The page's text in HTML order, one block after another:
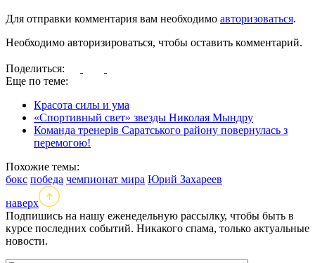
Для отправки комментария вам необходимо авторизоваться.
Необходимо авторизироваться, чтобы оставить комментарий.
Поделиться:
Еще по теме:
Красота силы и ума
«Спортивный свет» звезды Николая Мындру
Команда тренерів Саратського району повернулась з
перемогою!
Похожие темы:
бокс победа чемпионат мира Юрий Захареев
наверх
Подпишись на нашу еженедельную рассылку, чтобы быть в
курсе последних событий. Никакого спама, только актуальные
новости.